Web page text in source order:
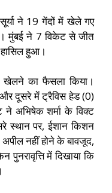
ने 19 गेंदों में खेले गए
मुंबई ने 7 विकेट से जीत
हुआ।
खेलने का फैसला किया।
और दूसरे में ट्रैविस हेड (0)
ने अभिषेक शर्मा के विक्ट
स्थान पर, ईशान किशन
अपील नहीं होने के बावजूद,
पुनरावृत्ति में दिखाया कि